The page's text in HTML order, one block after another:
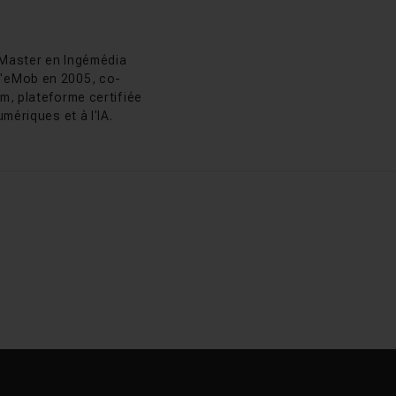
sélection
plus d'authenticité
IA tout en
compétent.
également
Chaunu
en Ingémédia
en 2005, co-
plateforme certifiée
et à l'IA.